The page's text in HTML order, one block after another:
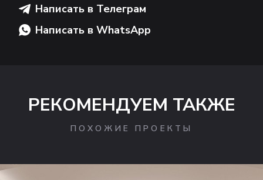
Написать в Телеграм
Написать в WhatsApp
РЕКОМЕНДУЕМ ТАКЖЕ
ПОХОЖИЕ ПРОЕКТЫ